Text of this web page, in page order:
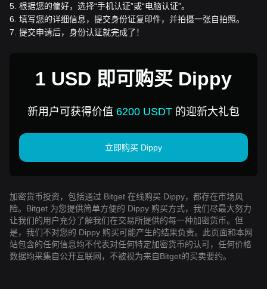
5 根据您的偏好，选择“手机认证”或“电脑认证”。
6 填写您的详细信息，提交身份证复印件，并拍摄一张自拍照。
7 提交申请后，身份认证就完成了！
1 USD 即可购买 Dippy
新用户可获得价值 6200 USDT 的迎新大礼包
立即购买 Dippy
加密货币投资，包括通过 Bitget 在线购买 Dippy，都存在市场风
险。Bitget 为您提供简单方便的 Dippy 购买方式，我们尽最大努力
让我们的用户充分了解我们在交易所提供的每一种加密货币。但
是，我们不对您的 Dippy 购买可能产生的结果负责。此页面和本网
站包含的任何信息均不代表对任何特定加密货币的认可，任何价格
数据均采集自公开互联网，不被视为来自Bitget的买卖要约。